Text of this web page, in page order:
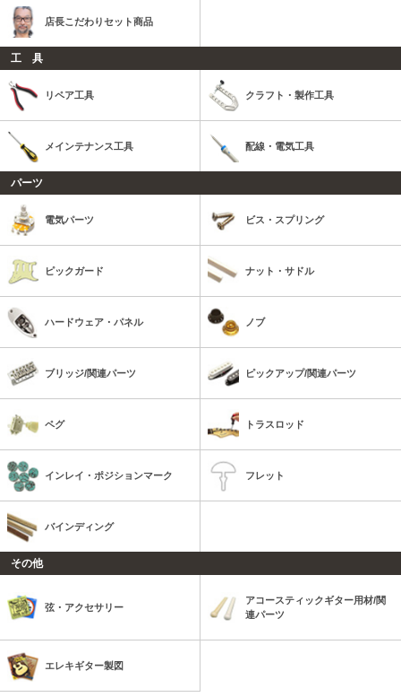
店長こだわりセット商品
工 具
リペア工具 クラフト・製作工具
メインテナンス工具 配線・電気工具
パーツ
電気パーツ ビス・スプリング
ピックガード ナット・サドル
ハードウェア・パネル ノブ
ブリッジ/関連パーツ ピックアップ/関連パーツ
ペグ トラスロッド
インレイ・ポジションマーク フレット
バインディング
その他
弦・アクセサリー
アコースティックギター用材/関
連パーツ
エレキギター製図